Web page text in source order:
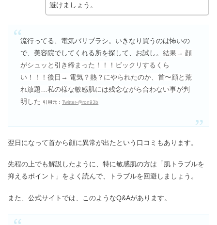
避けましょう。
流行ってる、電気バリブラシ。いきなり買うのは怖いの
で、美容院でしてくれる所を探して、お試し。結果→ 顔
がシュッと引き締まった！！！ビックリするくら
い！！！後日→ 電気？熱？にやられたのか、首〜顔と荒
れ放題…私の様な敏感肌には残念ながら合わない事が判
明した
引用元：Twitter-@ron93b
翌日になって首から顔に異常が出たという口コミもあります。
先程の上でも解説したように、特に敏感肌の方は「肌トラブルを
抑えるポイント」をよく読んで、トラブルを回避しましょう。
また、公式サイトでは、このようなQ&Aがあります。